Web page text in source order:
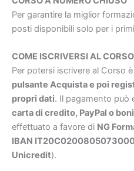
Per garantire la miglior
posti disponibili solo per i primi
COME ISCRIVERSI AL CORSO
Per potersi iscrivere al Corso
pulsante Acquista e poi
propri dati. Il pagamento può
carta di credito, PayPal o
effettuato a favore di NG
IBAN
Unicredit).